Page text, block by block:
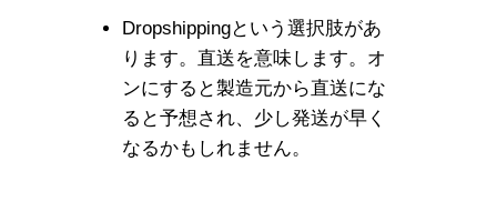
Dropshippingという選択肢があ
ります。直送を意味します。オ
ンにすると製造元から直送にな
ると予想され、少し発送が早く
なるかもしれません。